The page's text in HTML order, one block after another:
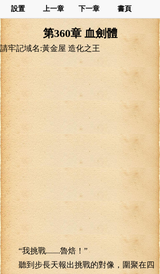
設置 上一章 下一章 書頁
第360章 血劍體
請牢記域名:黃金屋 造化之王
“我挑戰.......魯焙！”
聽到步長天報出挑戰的對像，圍聚在四